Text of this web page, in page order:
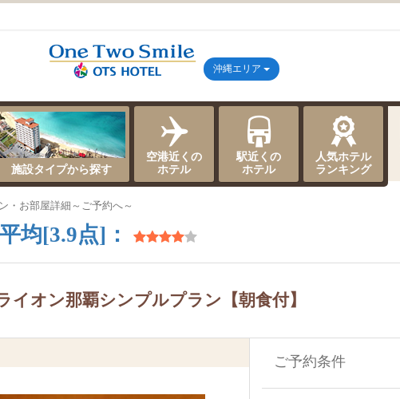
沖縄エリア
施設タイプから探す
空港近くの
ホテル
駅近くの
ホテル
人気ホテル
ランキング
・お部屋詳細～ご予約へ～
均[3.9点]：
イオン那覇シンプルプラン【朝食付】
ご予約条件